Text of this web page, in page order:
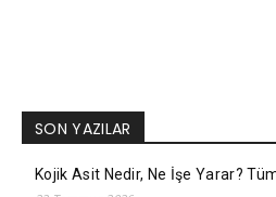
SON YAZILAR
Kojik Asit Nedir, Ne İşe Yarar?